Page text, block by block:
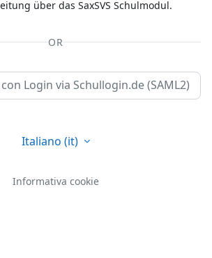
über das SaxSVS Schulmodul.
OR
Login via Schullogin.de (SAML2)
Italiano ‎(it)‎
Informativa cookie